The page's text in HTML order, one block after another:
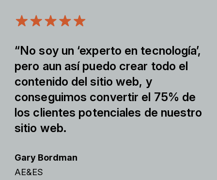
“No soy un ‘experto en tecnología’,
pero aun así puedo crear todo el
contenido del sitio web, y
conseguimos convertir el 75% de
los clientes potenciales de nuestro
sitio web.
Gary Bordman
AE&ES